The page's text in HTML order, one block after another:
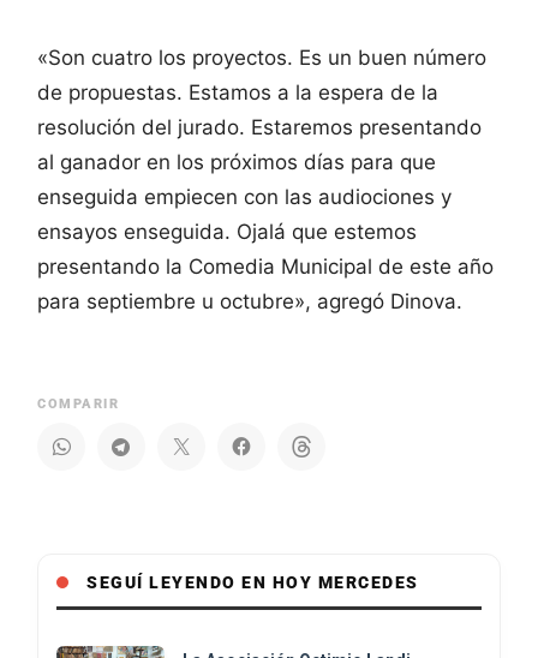
«Son cuatro los proyectos. Es un buen número
de propuestas. Estamos a la espera de la
resolución del jurado. Estaremos presentando
al ganador en los próximos días para que
enseguida empiecen con las audiociones y
ensayos enseguida. Ojalá que estemos
presentando la Comedia Municipal de este año
para septiembre u octubre», agregó Dinova.
COMPARIR
SEGUÍ LEYENDO EN HOY MERCEDES